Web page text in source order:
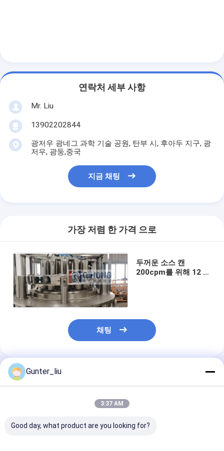
연락처 세부 사항
Mr. Liu
13902202844
광저우 광네그 과학 기술 공원, 탄부 시, 후아두 지구, 광
저우, 광둥,중국
지금 채팅
가장 저렴 한 가격 으로
두꺼운 소스 캔
200cpm를 위해 12 헤
채팅
추천된 제품
Gunter_liu
3:37 AM
Good day, what product are you looking for?